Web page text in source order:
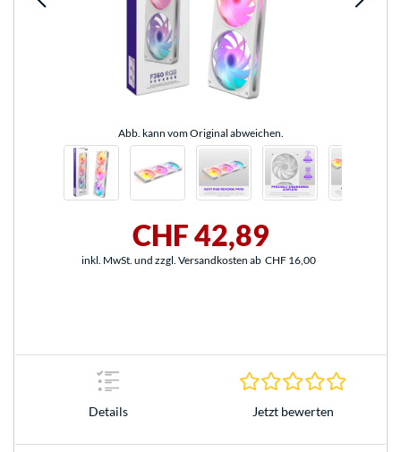
Abb. kann vom Original abweichen.
CHF 42,89
inkl. MwSt. und zzgl. Versandkosten ab CHF 16,00
Details Jetzt bewerten